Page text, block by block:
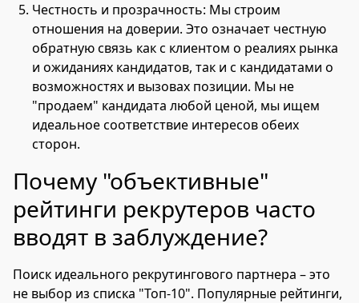
Честность и прозрачность: Мы строим
отношения на доверии. Это означает честную
обратную связь как с клиентом о реалиях рынка
и ожиданиях кандидатов, так и с кандидатами о
возможностях и вызовах позиции. Мы не
"продаем" кандидата любой ценой, мы ищем
идеальное соответствие интересов обеих
сторон.
Почему "объективные"
рейтинги рекрутеров часто
вводят в заблуждение?
Поиск идеального рекрутингового партнера – это
не выбор из списка "Топ-10". Популярные рейтинги,